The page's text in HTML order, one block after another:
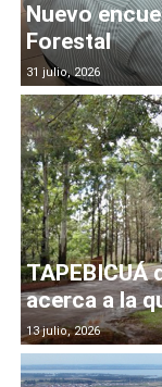
Nuevo
Forestal
31 julio, 2026
acerca a la
13 julio, 2026